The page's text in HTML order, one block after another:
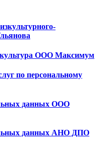
ООО Максимум
по персональному
данных ООО
данных АНО ДПО